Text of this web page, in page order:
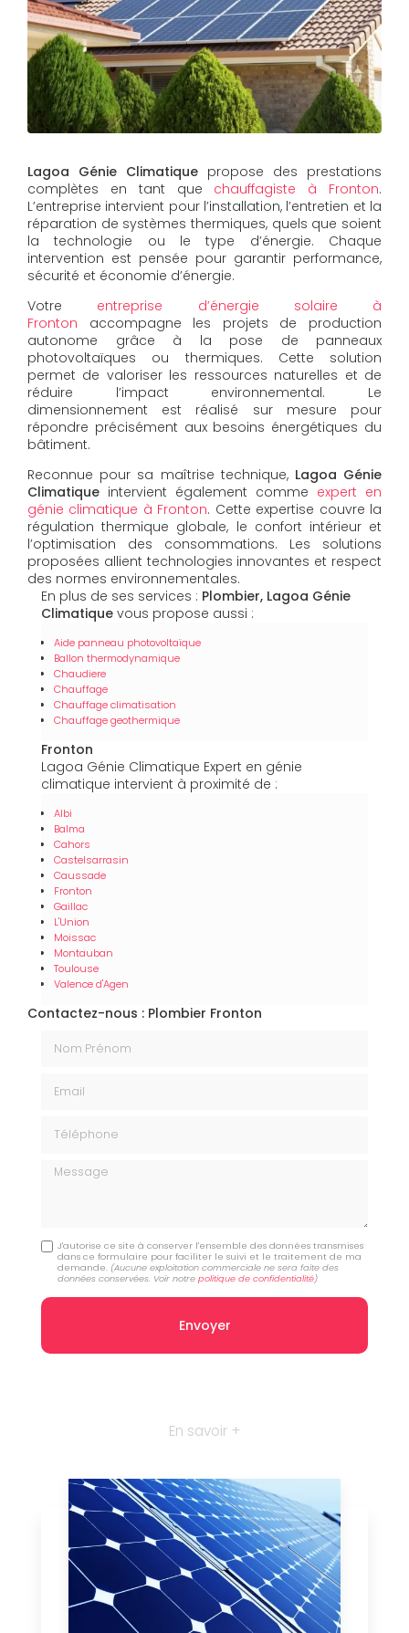
Lagoa Génie Climatique propose des prestations
complètes en tant que chauffagiste à Fronton.
L’entreprise intervient pour l’installation, l’entretien et la
réparation de systèmes thermiques, quels que soient
la technologie ou le type d’énergie. Chaque
intervention est pensée pour garantir performance,
sécurité et économie d’énergie.
Votre entreprise d’énergie solaire à
Fronton accompagne les projets de production
autonome grâce à la pose de panneaux
photovoltaïques ou thermiques. Cette solution
permet de valoriser les ressources naturelles et de
réduire l’impact environnemental. Le
dimensionnement est réalisé sur mesure pour
répondre précisément aux besoins énergétiques du
bâtiment.
Reconnue pour sa maîtrise technique, Lagoa Génie
Climatique intervient également comme expert en
génie climatique à Fronton. Cette expertise couvre la
régulation thermique globale, le confort intérieur et
l’optimisation des consommations. Les solutions
proposées allient technologies innovantes et respect
des normes environnementales.
En plus de ses services : Plombier, Lagoa Génie
Climatique vous propose aussi :
Aide panneau photovoltaïque
Ballon thermodynamique
Chaudiere
Chauffage
Chauffage climatisation
Chauffage geothermique
Fronton
Lagoa Génie Climatique Expert en génie
climatique intervient à proximité de :
Albi
Balma
Cahors
Castelsarrasin
Caussade
Fronton
Gaillac
L'Union
Moissac
Montauban
Toulouse
Valence d'Agen
Contactez-nous : Plombier Fronton
Message
J'autorise ce site à conserver l'ensemble des données transmises
dans ce formulaire pour faciliter le suivi et le traitement de ma
demande. (Aucune exploitation commerciale ne sera faite des
données conservées. Voir notrepolitique de confidentialité)
En savoir +